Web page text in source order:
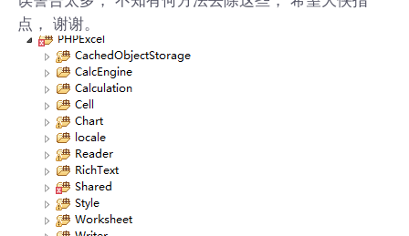
点， 谢谢。